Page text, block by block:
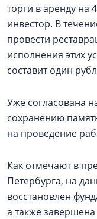
торги в аренду на
инвестор. В
провести
исполнения этих
составит один
Уже согласована
сохранению
на проведение
Как отмечают в
Петербурга, на
восстановлен
а также